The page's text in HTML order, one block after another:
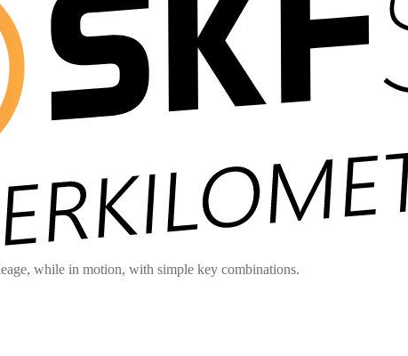
while in motion, with simple key combinations.